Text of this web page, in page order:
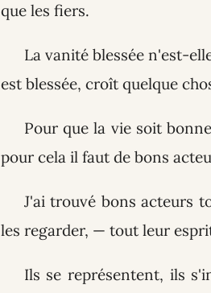
que les fiers.
La vanité blessée n'est-
est blessée, croît quelque
Pour que la vie soit
pour cela il faut de bons
J'ai trouvé bons acteurs
les regarder, — tout leur
Ils se représentent, ils